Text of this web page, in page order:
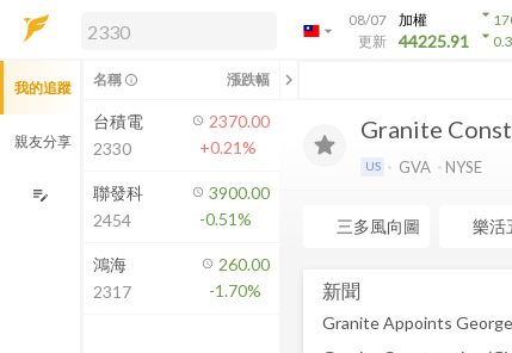
arrow_drop_down
08/07
更新
加權
44225.91
arrow_drop_down
arrow_drop_down
解鎖即時行情及進階功能
方案」，即可解鎖以下功能：
即時行情
即時市況與排行
成交金額熱力圖
前往方案訂閱
如何綁定合作券商
Granite
US GVA NYSE
三多風向圖 樂活
新聞
Granite Appoints
我的追蹤
親友分享
edit_note
名稱 info_outline 漲跌幅 chevron_left
台積電
2330
2370.00
+0.21%
聯發科
2454
3900.00
-0.51%
鴻海
2317
260.00
-1.70%